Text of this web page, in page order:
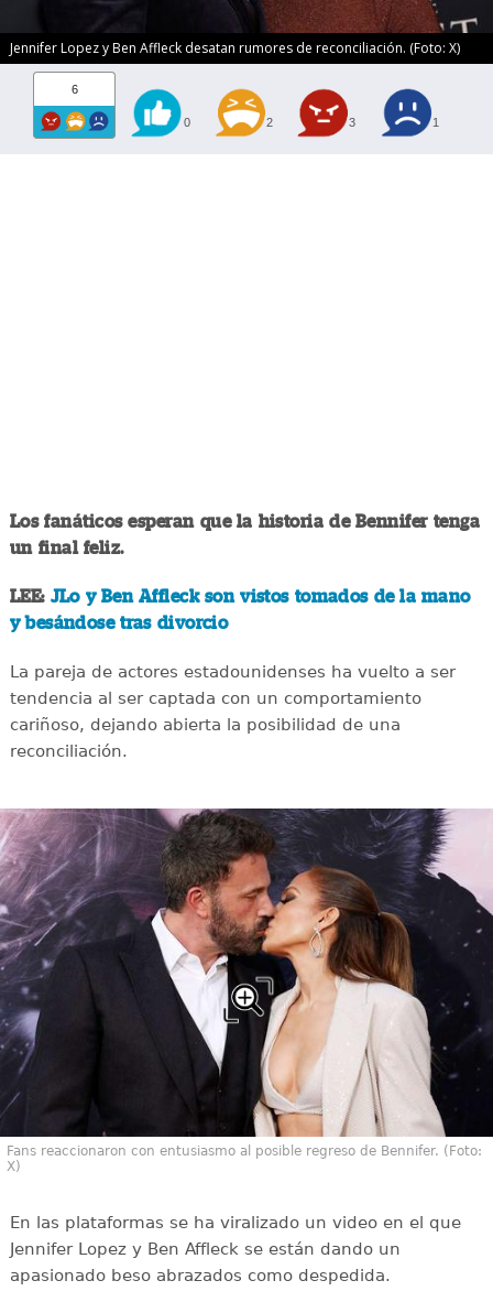
Jennifer Lopez y Ben Affleck desatan rumores de reconciliación. (Foto: X)
6
0 2 3 1
Los fanáticos esperan que la historia de Bennifer tenga
un final feliz.
LEE:JLo y Ben Affleck son vistos tomados de la mano
y besándose tras divorcio
La pareja de actores estadounidenses ha vuelto a ser
tendencia al ser captada con un comportamiento
cariñoso, dejando abierta la posibilidad de una
reconciliación.
Fans reaccionaron con entusiasmo al posible regreso de Bennifer. (Foto:
X)
En las plataformas se ha viralizado un video en el que
Jennifer Lopez y Ben Affleck se están dando un
apasionado beso abrazados como despedida.